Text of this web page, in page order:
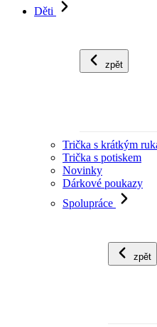
Děti
zpět
Trička s krátkým
Trička s potiskem
Novinky
Dárkové poukazy
Spolupráce
zpět